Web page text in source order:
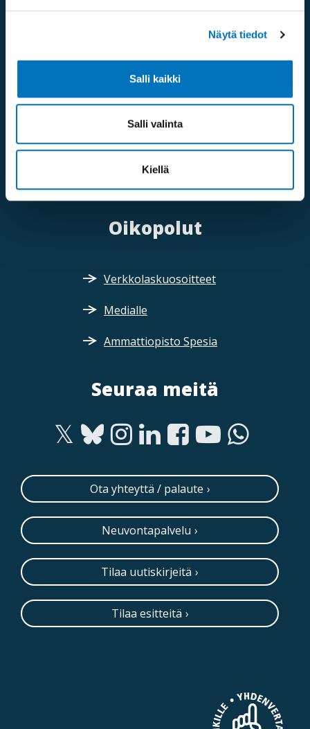
Näytä tiedot
Salli kaikki
Salli valinta
Kiellä
00280 Helsinki
Puhelinvaihde:
Sähköposti:
Oikopolut
Verkkolaskuosoitteet
Medialle
Ammattiopisto Spesia
Seuraa meitä
Ota yhteyttä / palaute
Neuvontapalvelu
Tilaa uutiskirjeitä
Tilaa esitteitä